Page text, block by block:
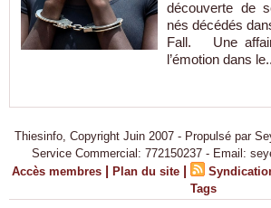
découverte de
nés décédés
Fall. Une
l’émotion dans
Thiesinfo, Copyright Juin 2007 - Propulsé par
Service Commercial: 772150237 - Email:
Accès membres | Plan du site |
Tags